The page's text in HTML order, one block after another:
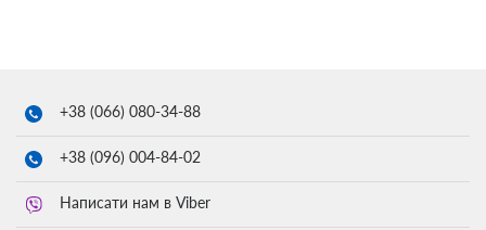
+38 (066) 080-34-88
+38 (096) 004-84-02
Написати нам в Viber